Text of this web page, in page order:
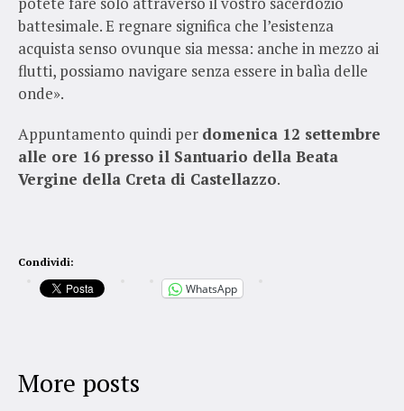
battesimale. E regnare significa che l’esistenza
acquista senso ovunque sia messa: anche in mezzo ai
flutti, possiamo navigare senza essere in balìa delle
onde».
Appuntamento quindi per domenica 12 settembre
alle ore 16 presso il Santuario della Beata
Vergine della Creta di Castellazzo.
Condividi:
WhatsApp
More posts